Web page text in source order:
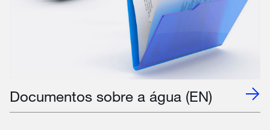
Documentos sobre a água (EN)